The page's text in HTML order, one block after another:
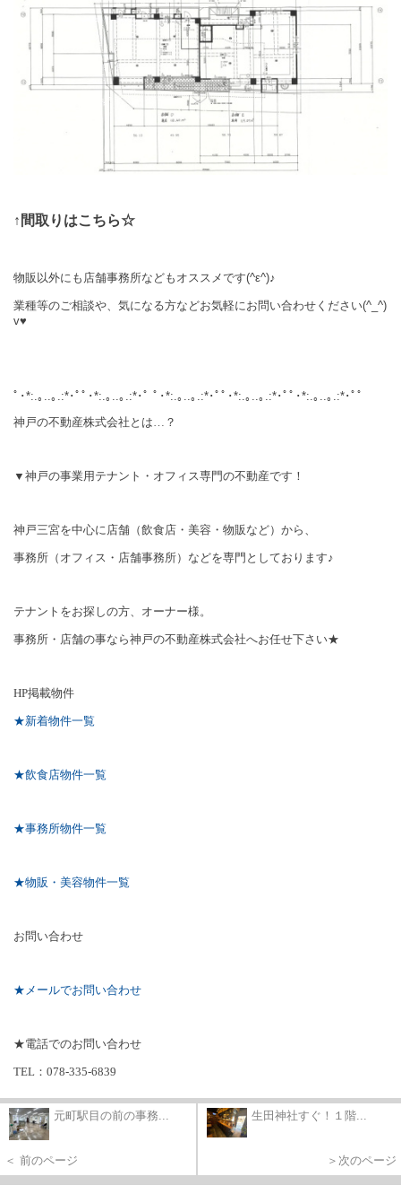
↑間取りはこちら☆
物販以外にも店舗事務所などもオススメです(^ε^)♪
業種等のご相談や、気になる方などお気軽にお問い合わせください(^_^)
v♥
ﾟ･*:.｡..｡.:*･ﾟﾟ･*:.｡..｡.:*･ﾟ ﾟ･*:.｡..｡.:*･ﾟﾟ･*:.｡..｡.:*･ﾟﾟ･*:.｡..｡.:*･ﾟﾟ
神戸の不動産株式会社とは…？
▼神戸の事業用テナント・オフィス専門の不動産です！
神戸三宮を中心に店舗（飲食店・美容・物販など）から、
事務所（オフィス・店舗事務所）などを専門としております♪
テナントをお探しの方、オーナー様。
事務所・店舗の事なら神戸の不動産株式会社へお任せ下さい★
HP掲載物件
★新着物件一覧
★飲食店物件一覧
★事務所物件一覧
★物販・美容物件一覧
お問い合わせ
★メールでお問い合わせ
★電話でのお問い合わせ
TEL ： 078-335-6839
元町駅目の前の事務...
＜ 前のページ
生田神社すぐ！１階...
＞次のページ